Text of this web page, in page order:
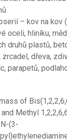
– kov na kov
oceli, hliníku,
druhů plastů,
dřeva,
parapetů,
of
Methyl
(3-